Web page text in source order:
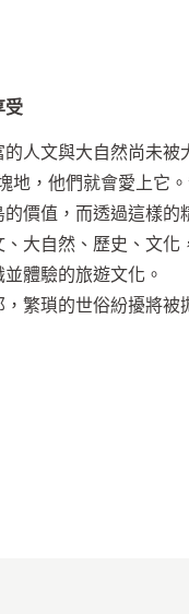
受
人文與大自然尚未
地，他們就會愛上它。
價值，而透過這樣
大自然、歷史、文
體驗的旅遊文化。
繁瑣的世俗紛擾將